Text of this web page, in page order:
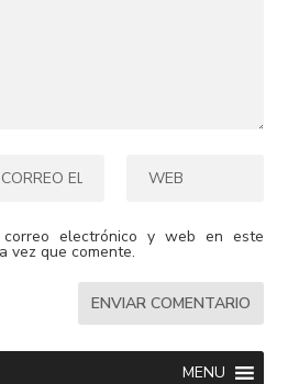
correo electrónico y web en este
vez que comente.
MENU